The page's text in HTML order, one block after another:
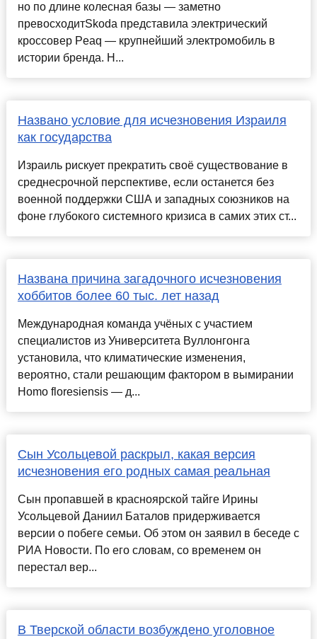
но по длине колесная базы — заметно
превосходитSkoda представила электрический
кроссовер Peaq — крупнейший электромобиль в
истории бренда. Н...
Названо условие для исчезновения Израиля
как государства
Израиль рискует прекратить своё существование в
среднесрочной перспективе, если останется без
военной поддержки США и западных союзников на
фоне глубокого системного кризиса в самих этих ст...
Названа причина загадочного исчезновения
хоббитов более 60 тыс. лет назад
Международная команда учёных с участием
специалистов из Университета Вуллонгонга
установила, что климатические изменения,
вероятно, стали решающим фактором в вымирании
Homo floresiensis — д...
Сын Усольцевой раскрыл, какая версия
исчезновения его родных самая реальная
Сын пропавшей в красноярской тайге Ирины
Усольцевой Даниил Баталов придерживается
версии о побеге семьи. Об этом он заявил в беседе с
РИА Новости. По его словам, со временем он
перестал вер...
В Тверской области возбуждено уголовное